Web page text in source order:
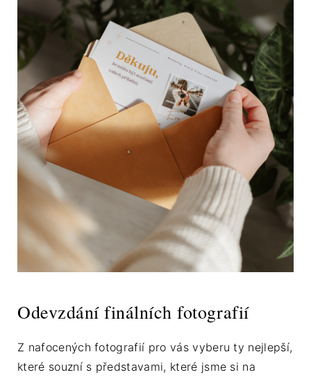
Odevzdání finálních fotografií
Z nafocených fotografií pro vás vyberu ty nejlepší,
které souzní s představami, které jsme si na